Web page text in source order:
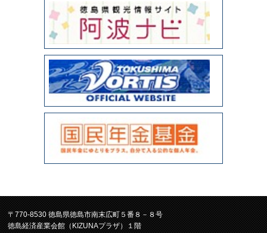
〒770-8530 徳島県徳島市南末広町５番８－８号
徳島経済産業会館（KIZUNAプラザ）１階